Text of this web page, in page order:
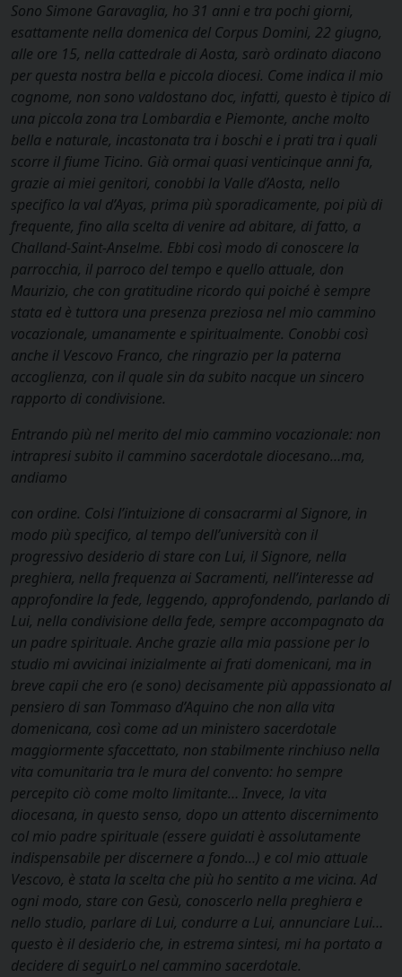
Sono Simone Garavaglia, ho 31 anni e tra pochi giorni,
esattamente nella domenica del Corpus Domini, 22 giugno,
alle ore 15, nella cattedrale di Aosta, sarò ordinato diacono
per questa nostra bella e piccola diocesi. Come indica il mio
cognome, non sono valdostano doc, infatti, questo è tipico di
una piccola zona tra Lombardia e Piemonte, anche molto
bella e naturale, incastonata tra i boschi e i prati tra i quali
scorre il fiume Ticino. Già ormai quasi venticinque anni fa,
grazie ai miei genitori, conobbi la Valle d’Aosta, nello
specifico la val d’Ayas, prima più sporadicamente, poi più di
frequente, fino alla scelta di venire ad abitare, di fatto, a
Challand-Saint-Anselme. Ebbi così modo di conoscere la
parrocchia, il parroco del tempo e quello attuale, don
Maurizio, che con gratitudine ricordo qui poiché è sempre
stata ed è tuttora una presenza preziosa nel mio cammino
vocazionale, umanamente e spiritualmente. Conobbi così
anche il Vescovo Franco, che ringrazio per la paterna
accoglienza, con il quale sin da subito nacque un sincero
rapporto di condivisione.
Entrando più nel merito del mio cammino vocazionale: non
intrapresi subito il cammino sacerdotale diocesano…ma,
andiamo
con ordine. Colsi l’intuizione di consacrarmi al Signore, in
modo più specifico, al tempo dell’università con il
progressivo desiderio di stare con Lui, il Signore, nella
preghiera, nella frequenza ai Sacramenti, nell’interesse ad
approfondire la fede, leggendo, approfondendo, parlando di
Lui, nella condivisione della fede, sempre accompagnato da
un padre spirituale. Anche grazie alla mia passione per lo
studio mi avvicinai inizialmente ai frati domenicani, ma in
breve capii che ero (e sono) decisamente più appassionato al
pensiero di san Tommaso d’Aquino che non alla vita
domenicana, così come ad un ministero sacerdotale
maggiormente sfaccettato, non stabilmente rinchiuso nella
vita comunitaria tra le mura del convento: ho sempre
percepito ciò come molto limitante… Invece, la vita
diocesana, in questo senso, dopo un attento discernimento
col mio padre spirituale (essere guidati è assolutamente
indispensabile per discernere a fondo…) e col mio attuale
Vescovo, è stata la scelta che più ho sentito a me vicina. Ad
ogni modo, stare con Gesù, conoscerlo nella preghiera e
nello studio, parlare di Lui, condurre a Lui, annunciare Lui…
questo è il desiderio che, in estrema sintesi, mi ha portato a
decidere di seguirLo nel cammino sacerdotale.